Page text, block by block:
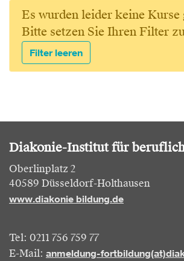
Es wurden leider keine Kurse
Bitte setzen Sie Ihren Filter
Filter leeren
Diakonie-Institut für
Oberlinplatz 2
40589 Düsseldorf-Holthausen
www.diakonie bildung.de
Tel: 0211 756 759 77
E-Mail: anmeldung-